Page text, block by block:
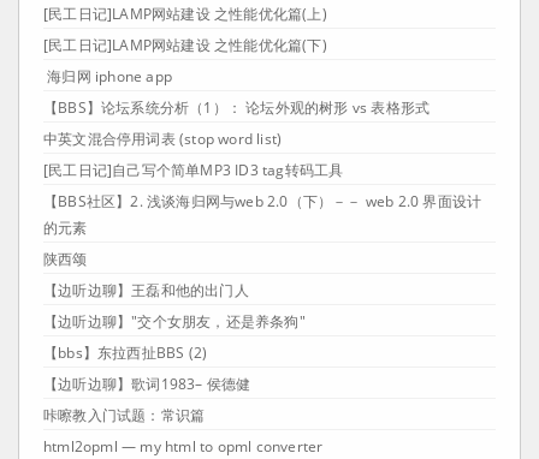
[民工日记]LAMP网站建设 之性能优化篇(上)
[民工日记]LAMP网站建设 之性能优化篇(下)
海归网 iphone app
【BBS】论坛系统分析（1）： 论坛外观的树形 vs 表格形式
中英文混合停用词表 (stop word list)
[民工日记]自己写个简单MP3 ID3 tag转码工具
【BBS社区】2. 浅谈海归网与web 2.0（下）－－ web 2.0 界面设计
的元素
陕西颂
【边听边聊】王磊和他的出门人
【边听边聊】"交个女朋友，还是养条狗"
【bbs】东拉西扯BBS (2)
【边听边聊】歌词1983– 侯德健
咔嚓教入门试题：常识篇
html2opml — my html to opml converter